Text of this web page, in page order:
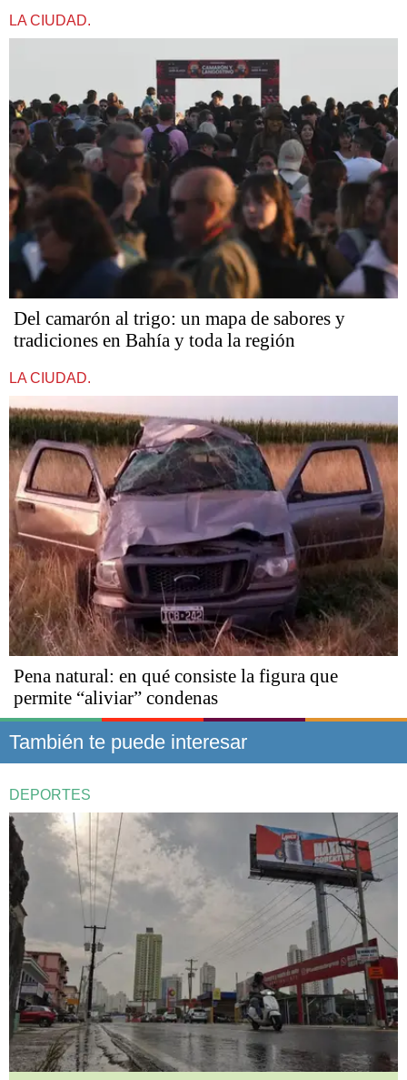
LA CIUDAD.
Del camarón al trigo: un mapa de sabores y
tradiciones en Bahía y toda la región
LA CIUDAD.
Pena natural: en qué consiste la figura que
permite “aliviar” condenas
También te puede interesar
DEPORTES